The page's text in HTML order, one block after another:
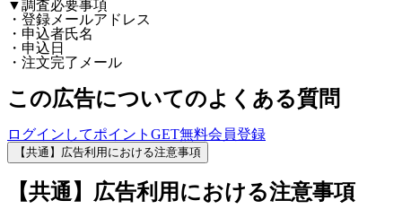
▼調査必要事項
・登録メールアドレス
・申込者氏名
・申込日
・注文完了メール
この広告についてのよくある質問
ログインしてポイントGET無料会員登録
【共通】広告利用における注意事項
【共通】広告利用における注意事項